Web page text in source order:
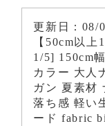
更新日：08/
【50cm以
1/5] 150cm
カラー 大人
ガン 夏素材
落ち感 軽い
ード fabric